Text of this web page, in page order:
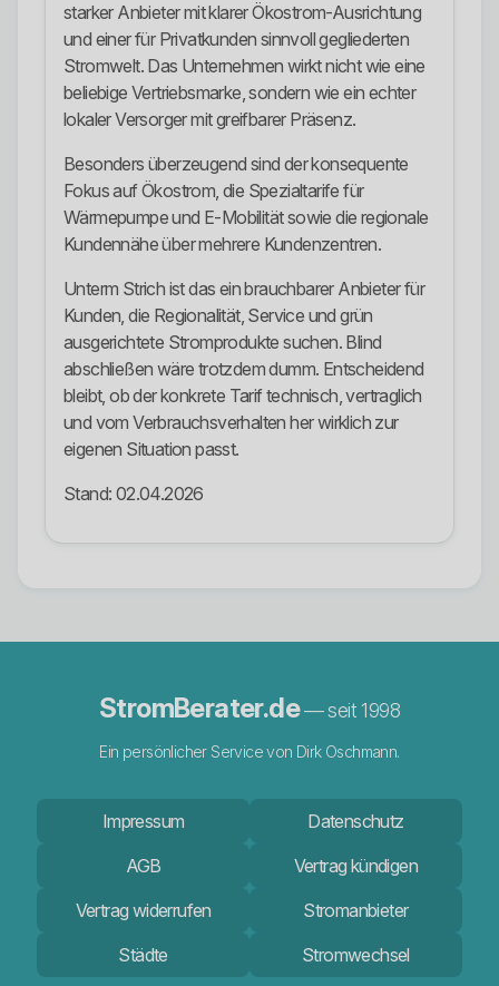
starker Anbieter mit klarer Ökostrom-Ausrichtung
und einer für Privatkunden sinnvoll gegliederten
Stromwelt. Das Unternehmen wirkt nicht wie eine
beliebige Vertriebsmarke, sondern wie ein echter
lokaler Versorger mit greifbarer Präsenz.
Besonders überzeugend sind der konsequente
Fokus auf Ökostrom, die Spezialtarife für
Wärmepumpe und E-Mobilität sowie die regionale
Kundennähe über mehrere Kundenzentren.
Unterm Strich ist das ein brauchbarer Anbieter für
Kunden, die Regionalität, Service und grün
ausgerichtete Stromprodukte suchen. Blind
abschließen wäre trotzdem dumm. Entscheidend
bleibt, ob der konkrete Tarif technisch, vertraglich
und vom Verbrauchsverhalten her wirklich zur
eigenen Situation passt.
Stand: 02.04.2026
StromBerater.de— seit 1998
Ein persönlicher Service von Dirk Oschmann.
Impressum
Datenschutz
AGB
Vertrag kündigen
Vertrag widerrufen
Stromanbieter
Städte
Stromwechsel